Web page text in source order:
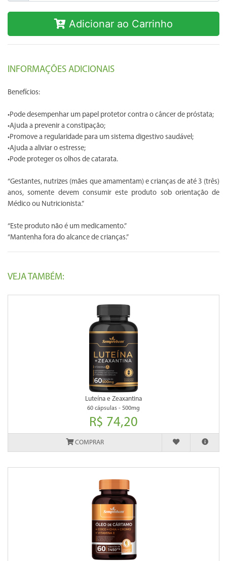
Adicionar ao Carrinho
INFORMAÇÕES ADICIONAIS
Benefícios:
•Pode desempenhar um papel protetor contra o câncer de próstata;
•Ajuda a prevenir a constipação;
•Promove a regularidade para um sistema digestivo saudável;
•Ajuda a aliviar o estresse;
•Pode proteger os olhos de catarata.
“Gestantes, nutrizes (mães que amamentam) e crianças de até 3 (três)
anos, somente devem consumir este produto sob orientação de
Médico ou Nutricionista.”
“Este produto não é um medicamento.”
“Mantenha fora do alcance de crianças.”
VEJA TAMBÉM:
Luteína e Zeaxantina
60 cápsulas - 500mg
R$ 74,20
COMPRAR